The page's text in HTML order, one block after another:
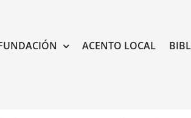
ACENTO LOCAL